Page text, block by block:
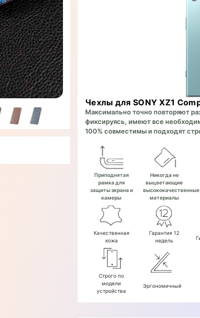
Чехлы для SONY XZ1
Максимально точно повторяют
фиксируясь, имеют все
100% совместимы и подходят
Приподнятая
рамка для
защиты экрана и
камеры
Никогда не
выцветающие
высококачественные
материалы
Качественная
кожа
Гарантия 12
недель
Строго по
модели
устройства
Эргономичный